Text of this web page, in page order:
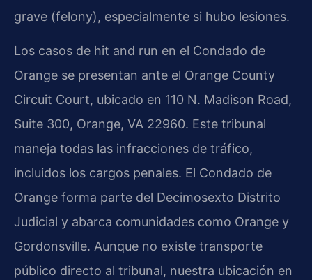
grave (felony), especialmente si hubo lesiones.
Los casos de hit and run en el Condado de
Orange se presentan ante el Orange County
Circuit Court, ubicado en 110 N. Madison Road,
Suite 300, Orange, VA 22960. Este tribunal
maneja todas las infracciones de tráfico,
incluidos los cargos penales. El Condado de
Orange forma parte del Decimosexto Distrito
Judicial y abarca comunidades como Orange y
Gordonsville. Aunque no existe transporte
público directo al tribunal, nuestra ubicación en